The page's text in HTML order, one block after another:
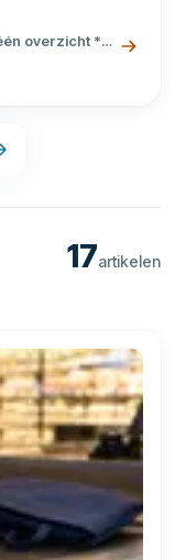
overzicht *
17artikelen